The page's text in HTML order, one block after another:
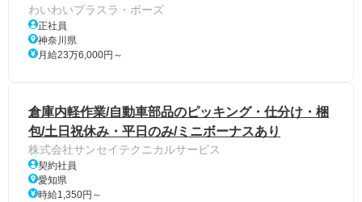
わいわいプラスラ・ポーズ
正社員
神奈川県
月給23万6,000円～
倉庫内軽作業/自動車部品のピッキング・仕分け・梱
包/土日祝休み・平日のみ/ミニボーナスあり
株式会社サンセイテクニカルサービス
契約社員
愛知県
時給1,350円～